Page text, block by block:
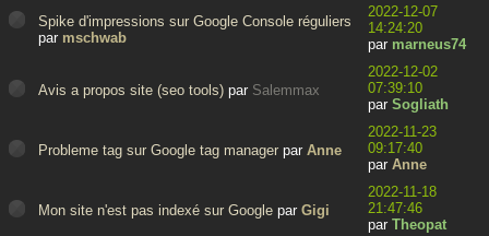
Spike d'impressions sur Google Console réguliers
par mschwab
2022-12-07
14:24:20
par marneus74
Avis a propos site (seo tools) par Salemmax
2022-12-02
07:39:10
par Sogliath
Probleme tag sur Google tag manager parAnne
2022-11-23
09:17:40
par Anne
Mon site n'est pas indexé sur Google parGigi
2022-11-18
21:47:46
par Theopat